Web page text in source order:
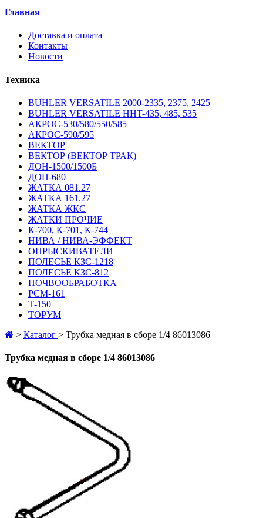
Главная
Доставка и оплата
Контакты
Новости
Техника
BUHLER VERSATILE 2000-2335, 2375, 2425
BUHLER VERSATILE HHT-435, 485, 535
АКРОС-530/580/550/585
АКРОС-590/595
ВЕКТОР
ВЕКТОР (ВЕКТОР ТРАК)
ДОН-1500/1500Б
ДОН-680
ЖАТКА 081.27
ЖАТКА 161.27
ЖАТКА ЖКС
ЖАТКИ ПРОЧИЕ
К-700, К-701, К-744
НИВА / НИВА-ЭФФЕКТ
ОПРЫСКИВАТЕЛИ
ПОЛЕСЬЕ КЗС-1218
ПОЛЕСЬЕ КЗС-812
ПОЧВООБРАБОТКА
РСМ-161
Т-150
ТОРУМ
> Каталог > Трубка медная в сборе 1/4 86013086
Трубка медная в сборе 1/4 86013086